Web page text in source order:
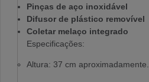
Pinças de aço inoxidável
Difusor de plástico removível
Coletar melaço integrado
Especificações:
Altura: 37 cm aproximadamente.